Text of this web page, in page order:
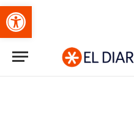
Obre la barra d'eines